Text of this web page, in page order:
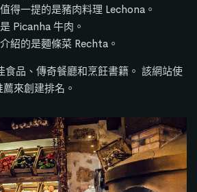
得一提的是豬肉料理 Lechona。
Picanha 牛肉。
紹的是麵條菜 Rechta。
品、傳奇餐廳和烹飪書籍。 該網站使
來創建排名。